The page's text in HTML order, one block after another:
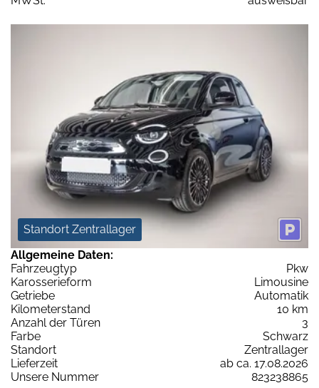
Standort Zentrallager
Allgemeine Daten:
Fahrzeugtyp
Pkw
Karosserieform
Limousine
Getriebe
Automatik
Kilometerstand
10 km
Anzahl der Türen
3
Farbe
Schwarz
Standort
Zentrallager
Lieferzeit
ab ca. 17.08.2026
Unsere Nummer
823238865